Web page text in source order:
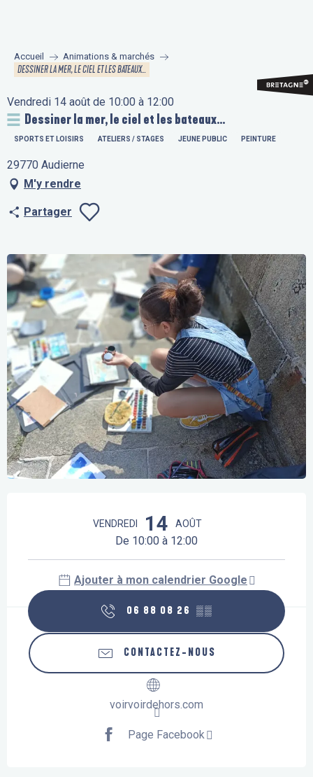
principal
Accueil Animations & marchés
DESSINER LA MER, LE CIEL ET LES BATEAUX...
Vendredi 14 août de 10:00 à 12:00
Dessiner la mer, le ciel et les bateaux...
SPORTS ET LOISIRS ATELIERS / STAGES JEUNE PUBLIC PEINTURE
29770 Audierne
M'y rendre
Partager
VENDREDI 14 AOÛT
De 10:00 à 12:00
Ajouter à mon calendrier Google
06 88 08 26 ▒▒
CONTACTEZ-NOUS
voirvoirdehors.com
Page Facebook